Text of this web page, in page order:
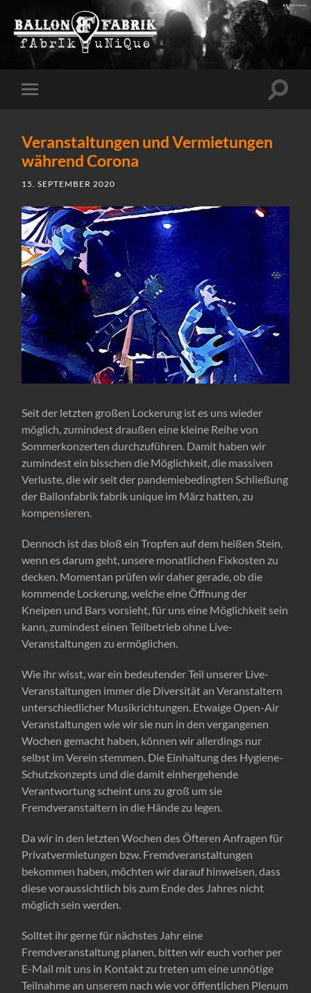
Mobile-
Veranstaltungen und Vermietungen
während Corona
15. SEPTEMBER 2020
Seit der letzten großen Lockerung ist es uns wieder
möglich, zumindest draußen eine kleine Reihe von
Sommerkonzerten durchzuführen. Damit haben wir
zumindest ein bisschen die Möglichkeit, die massiven
Verluste, die wir seit der pandemiebedingten Schließung
der Ballonfabrik fabrik unique im März hatten, zu
kompensieren.
Dennoch ist das bloß ein Tropfen auf dem heißen Stein,
wenn es darum geht, unsere monatlichen Fixkosten zu
decken. Momentan prüfen wir daher gerade, ob die
kommende Lockerung, welche eine Öffnung der
Kneipen und Bars vorsieht, für uns eine Möglichkeit sein
kann, zumindest einen Teilbetrieb ohne Live-
Veranstaltungen zu ermöglichen.
Wie ihr wisst, war ein bedeutender Teil unserer Live-
Veranstaltungen immer die Diversität an Veranstaltern
unterschiedlicher Musikrichtungen. Etwaige Open-Air
Veranstaltungen wie wir sie nun in den vergangenen
Wochen gemacht haben, können wir allerdings nur
selbst im Verein stemmen. Die Einhaltung des Hygiene-
Schutzkonzepts und die damit einhergehende
Verantwortung scheint uns zu groß um sie
Fremdveranstaltern in die Hände zu legen.
Da wir in den letzten Wochen des Öfteren Anfragen für
Privatvermietungen bzw. Fremdveranstaltungen
bekommen haben, möchten wir darauf hinweisen, dass
diese voraussichtlich bis zum Ende des Jahres nicht
möglich sein werden.
Solltet ihr gerne für nächstes Jahr eine
Fremdveranstaltung planen, bitten wir euch vorher per
E-Mail mit uns in Kontakt zu treten um eine unnötige
Teilnahme an unserem nach wie vor öffentlichen Plenum